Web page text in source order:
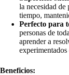
la necesidad de
tiempo,
Perfecto para
personas de
aprender a
experimentados
Beneficios: